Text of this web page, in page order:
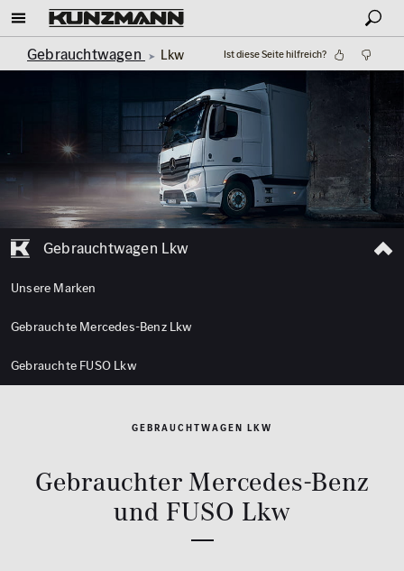
Gebrauchtwagen Lkw Ist diese Seite hilfreich?
Gebrauchtwagen Lkw
Unsere Marken
Gebrauchte Mercedes-Benz Lkw
Gebrauchte FUSO Lkw
GEBRAUCHTWAGEN LKW
Gebrauchter Mercedes-Benz
und FUSO Lkw